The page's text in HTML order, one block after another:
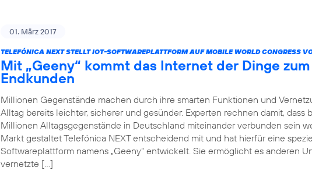
01. März 2017
TELEFÓNICA NEXT STELLT IOT-SOFTWAREPLATTFORM AUF MOBILE WORLD CONGRESS
Mit „Geeny“ kommt das Internet der Dinge zum
Endkunden
Millionen Gegenstände machen durch ihre smarten Funktionen und
Alltag bereits leichter, sicherer und gesünder. Experten rechnen damit, dass
Millionen Alltagsgegenstände in Deutschland miteinander verbunden sein
Markt gestaltet Telefónica NEXT entscheidend mit und hat hierfür eine
Softwareplattform namens „Geeny“ entwickelt. Sie ermöglicht es anderen
vernetzte […]